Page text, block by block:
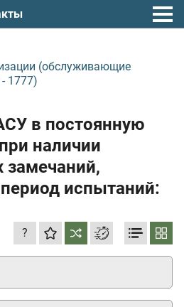
(обслуживающие
1777)
в постоянную
наличии
замечаний,
испытаний:
?